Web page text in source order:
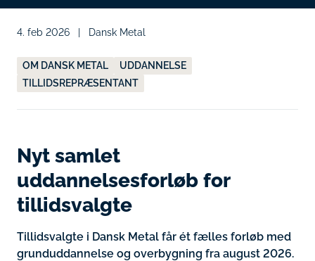
4. feb 2026 Dansk Metal
OM DANSK METAL
UDDANNELSE
TILLIDSREPRÆSENTANT
Nyt samlet
uddannelsesforløb for
tillidsvalgte
Tillidsvalgte i Dansk Metal får ét fælles forløb med
grunduddannelse og overbygning fra august 2026.